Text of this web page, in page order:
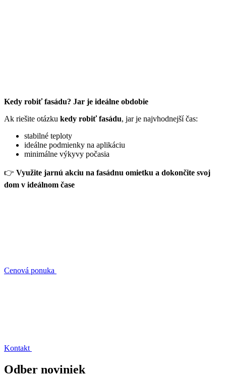
Kedy robiť fasádu? Jar je ideálne obdobie
Ak riešite otázku kedy robiť fasádu, jar je najvhodnejší čas:
stabilné teploty
ideálne podmienky na aplikáciu
minimálne výkyvy počasia
👉 Využite jarnú akciu na fasádnu omietku a dokončite svoj
dom v ideálnom čase
Cenová ponuka
Kontakt
Odber noviniek